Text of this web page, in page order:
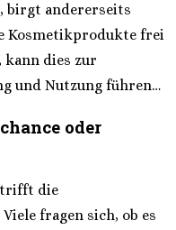
birgt andererseits
Kosmetikprodukte frei
dies zur
und Nutzung führen…
oder
die
fragen sich, ob es